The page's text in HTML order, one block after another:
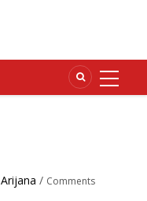
Arijana / Comments